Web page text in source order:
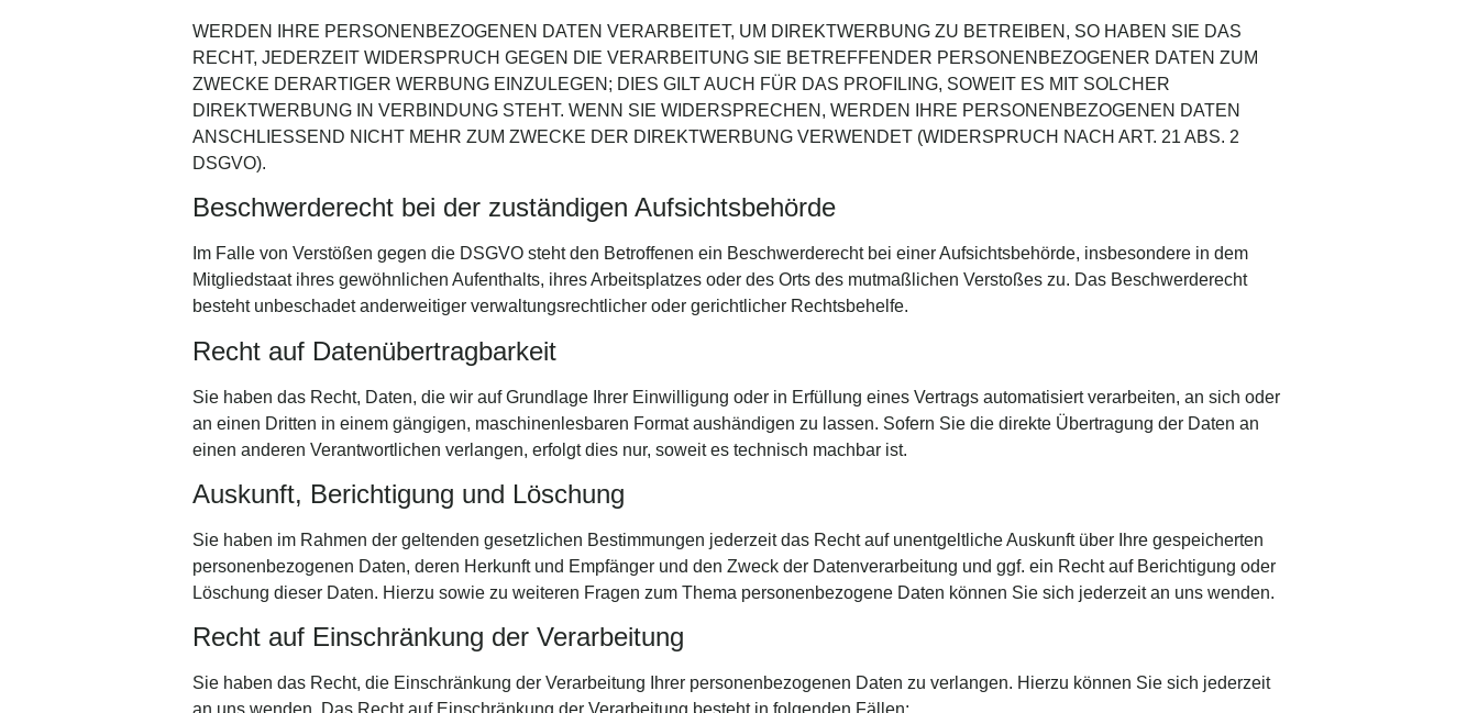
WERDEN IHRE PERSONENBEZOGENEN DATEN VERARBEITET, UM DIREKTWERBUNG ZU BETREIBEN, SO HABEN SIE DAS
RECHT, JEDERZEIT WIDERSPRUCH GEGEN DIE VERARBEITUNG SIE BETREFFENDER PERSONENBEZOGENER DATEN ZUM
ZWECKE DERARTIGER WERBUNG EINZULEGEN; DIES GILT AUCH FÜR DAS PROFILING, SOWEIT ES MIT SOLCHER
DIREKTWERBUNG IN VERBINDUNG STEHT. WENN SIE WIDERSPRECHEN, WERDEN IHRE PERSONENBEZOGENEN DATEN
ANSCHLIESSEND NICHT MEHR ZUM ZWECKE DER DIREKTWERBUNG VERWENDET (WIDERSPRUCH NACH ART. 21 ABS. 2
DSGVO).
Beschwerde­recht bei der zuständigen Aufsichts­behörde
Im Falle von Verstößen gegen die DSGVO steht den Betroffenen ein Beschwerderecht bei einer Aufsichtsbehörde, insbesondere in dem
Mitgliedstaat ihres gewöhnlichen Aufenthalts, ihres Arbeitsplatzes oder des Orts des mutmaßlichen Verstoßes zu. Das Beschwerderecht
besteht unbeschadet anderweitiger verwaltungsrechtlicher oder gerichtlicher Rechtsbehelfe.
Recht auf Daten­übertrag­barkeit
Sie haben das Recht, Daten, die wir auf Grundlage Ihrer Einwilligung oder in Erfüllung eines Vertrags automatisiert verarbeiten, an sich oder
an einen Dritten in einem gängigen, maschinenlesbaren Format aushändigen zu lassen. Sofern Sie die direkte Übertragung der Daten an
einen anderen Verantwortlichen verlangen, erfolgt dies nur, soweit es technisch machbar ist.
Auskunft, Berichtigung und Löschung
Sie haben im Rahmen der geltenden gesetzlichen Bestimmungen jederzeit das Recht auf unentgeltliche Auskunft über Ihre gespeicherten
personenbezogenen Daten, deren Herkunft und Empfänger und den Zweck der Datenverarbeitung und ggf. ein Recht auf Berichtigung oder
Löschung dieser Daten. Hierzu sowie zu weiteren Fragen zum Thema personenbezogene Daten können Sie sich jederzeit an uns wenden.
Recht auf Einschränkung der Verarbeitung
Sie haben das Recht, die Einschränkung der Verarbeitung Ihrer personenbezogenen Daten zu verlangen. Hierzu können Sie sich jederzeit